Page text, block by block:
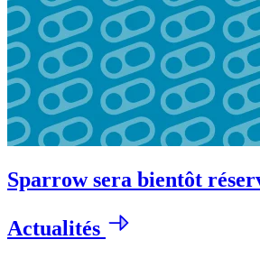
Sparrow sera bientôt
Actualités